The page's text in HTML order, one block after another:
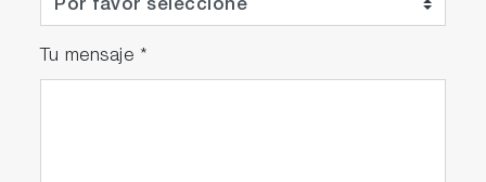
Tu mensaje *